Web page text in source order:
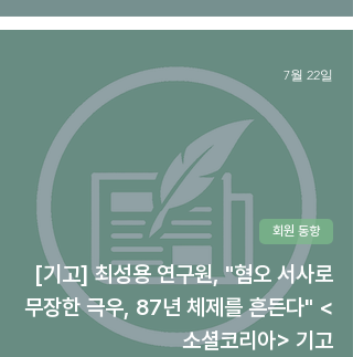
[기고] 최성용 연구원, "혐오 서사로
무장한 극우, 87년 체제를 흔든다" <
소셜코리아> 기고
회원 동향
7월 22일